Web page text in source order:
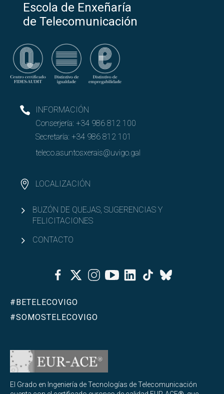
Escola de Enxeñaría
de Telecomunicación
INFORMACIÓN
Conserjería: +34 986 812 100
Secretaría: +34 986 812 101
teleco.asuntosxerais@uvigo.gal
LOCALIZACIÓN
BUZÓN DE QUEJAS, SUGERENCIAS Y
FELICITACIONES
CONTACTO
FacebookTwitterInstagramYoutubeLinkedinTiktok
Bluesky
#BETELECOVIGO
#SOMOSTELECOVIGO
El Grado en Ingeniería de Tecnologías de Telecomunicación